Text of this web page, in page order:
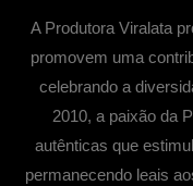
A Produtora Viralata
promovem uma
celebrando a
2010, a paixão da
autênticas que
permanecendo leais